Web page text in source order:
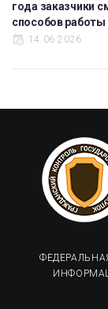
года заказчики
способов работы
14.06.2026